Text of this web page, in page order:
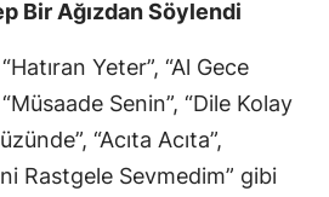
Bir Ağızdan Söylendi
Yeter”, “Al Gece
“Müsaade Senin”, “Dile Kolay
“Acıta Acıta”,
Rastgele Sevmedim” gibi